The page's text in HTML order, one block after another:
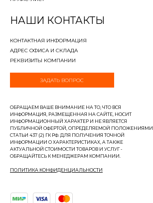
КОНТАКТНАЯ ИНФОРМАЦИЯ
АДРЕС ОФИСА И СКЛАДА
РЕКВИЗИТЫ КОМПАНИИ
ОБРАЩАЕМ ВАШЕ ВНИМАНИЕ НА ТО, ЧТО ВСЯ
ИНФОРМАЦИЯ, РАЗМЕЩЕННАЯ НА САЙТЕ, НОСИТ
ИНФОРМАЦИОННЫЙ ХАРАКТЕР И НЕ ЯВЛЯЕТСЯ
ПУБЛИЧНОЙ ОФЕРТОЙ, ОПРЕДЕЛЯЕМОЙ ПОЛОЖЕНИЯМИ
СТАТЬИ 437 (2) ГК РФ. ДЛЯ ПОЛУЧЕНИЯ ТОЧНОЙ
ИНФОРМАЦИИ О ХАРАКТЕРИСТИКАХ, А ТАКЖЕ
АКТУАЛЬНОЙ СТОИМОСТИ ТОВАРОВ И УСЛУГ -
ОБРАЩАЙТЕСЬ К МЕНЕДЖЕРАМ КОМПАНИИ.
ПОЛИТИКА КОНФИДЕНЦИАЛЬНОСТИ
НАШИ КОНТАКТЫ
ЗАДАТЬ ВОПРОС